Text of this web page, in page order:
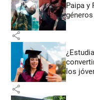
Paipa y
share
los
share